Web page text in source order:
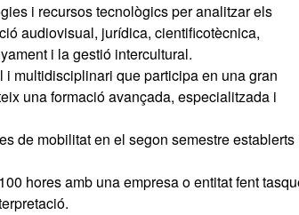
i recursos tecnològics per analitzar els
audiovisual, jurídica, cientificotècnica,
i la gestió intercultural.
multidisciplinari que participa en una gran
una formació avançada, especialitzada i
de mobilitat en el segon semestre establerts
hores amb una empresa o entitat fent